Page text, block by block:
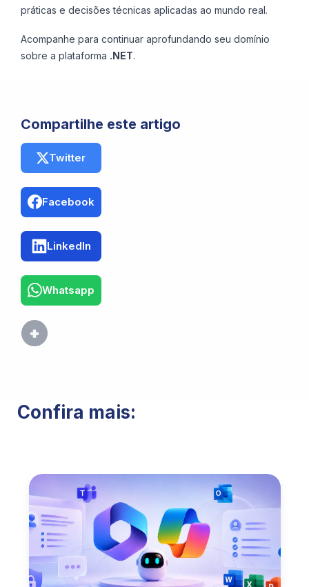
práticas e decisões técnicas aplicadas ao mundo real.
Acompanhe para continuar aprofundando seu domínio
sobre a plataforma .NET.
Compartilhe este artigo
Twitter
Facebook
LinkedIn
Whatsapp
Confira mais: